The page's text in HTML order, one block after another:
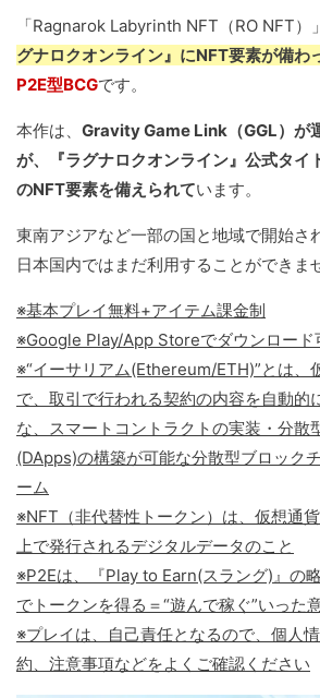
「Ragnarok Labyrinth NFT（RO NFT）
グナロクオンライン』にNFT要素が備わ
P2E型BCGです。
本作は、 Gravity Game Link（GGL）が
が、『ラグナロクオンライン』公式タイ
のNFT要素を備えられています。
東南アジアなど一部の国と地域で開始さ
日本国内ではまだ利用することができま
※基本プレイ無料+アイテム課金制
※Google Play/App Storeでダウンロード
※“イーサリアム(Ethereum/ETH)”とは、
で、取引で行われる契約の内容を自動的
な、スマートコントラクトの実装・分散
(DApps)の構築が可能な分散型ブロック
ーム
※NFT（非代替性トークン）は、仮想通
上で発行されるデジタルデータのこと
※P2Eは、『Play to Earn(スラング)』の
でトークンを得る＝“遊んで稼ぐ”いった
※プレイは、自己責任となるので、個人
約、注意事項などをよくご確認ください